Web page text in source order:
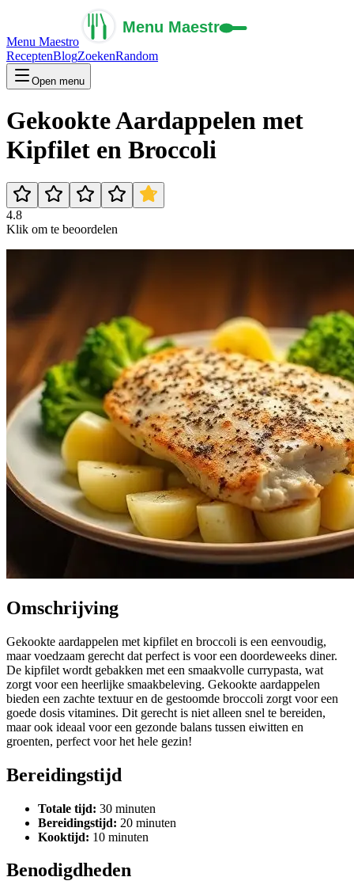
Menu Maestro
ReceptenBlogZoekenRandom
Open menu
Gekookte Aardappelen met
Kipfilet en Broccoli
4.8
Klik om te beoordelen
Omschrijving
Gekookte aardappelen met kipfilet en broccoli is een eenvoudig,
maar voedzaam gerecht dat perfect is voor een doordeweeks diner.
De kipfilet wordt gebakken met een smaakvolle currypasta, wat
zorgt voor een heerlijke smaakbeleving. Gekookte aardappelen
bieden een zachte textuur en de gestoomde broccoli zorgt voor een
goede dosis vitamines. Dit gerecht is niet alleen snel te bereiden,
maar ook ideaal voor een gezonde balans tussen eiwitten en
groenten, perfect voor het hele gezin!
Bereidingstijd
Totale tijd: 30 minuten
Bereidingstijd: 20 minuten
Kooktijd: 10 minuten
Benodigdheden